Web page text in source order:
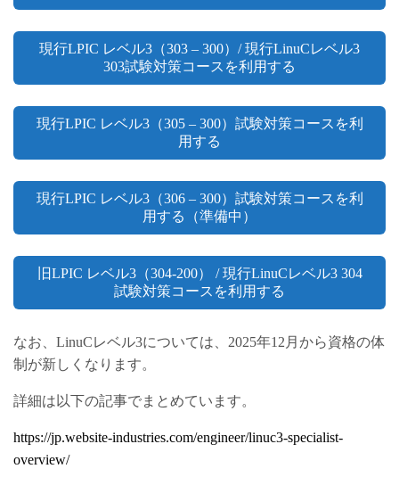
現行LPIC レベル3（303 – 300）/ 現行LinuCレベル3
303試験対策コースを利用する
現行LPIC レベル3（305 – 300）試験対策コースを利
用する
現行LPIC レベル3（306 – 300）試験対策コースを利
用する（準備中）
旧LPIC レベル3（304-200） / 現行LinuCレベル3 304
試験対策コースを利用する
なお、LinuCレベル3については、2025年12月から資格の体
制が新しくなります。
詳細は以下の記事でまとめています。
https://jp.website-industries.com/engineer/linuc3-specialist-
overview/